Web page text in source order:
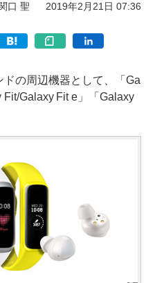
口 聖 2019年2月21日 07:36
の周辺機器として、「Ga
Fit/Galaxy Fit e」「Galaxy